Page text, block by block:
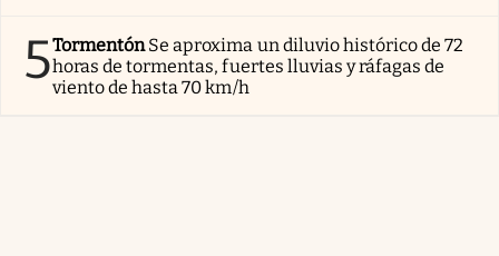
5TormentónSe aproxima un diluvio histórico de 72
horas de tormentas, fuertes lluvias y ráfagas de
viento de hasta 70 km/h